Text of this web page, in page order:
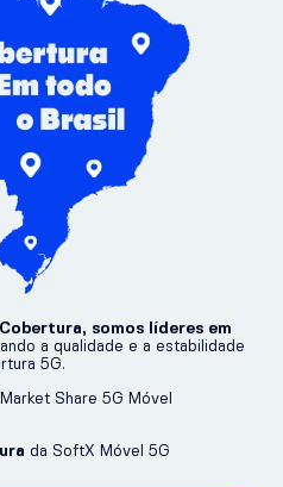
, somos líderes em
a qualidade e a estabilidade
5G.
Share 5G Móvel
da SoftX Móvel 5G